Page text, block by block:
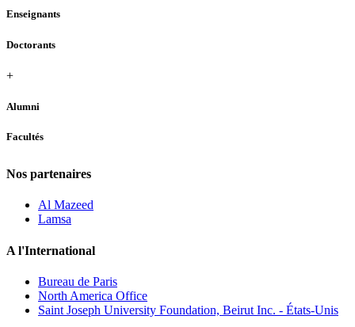
Enseignants
Doctorants
+
Alumni
Facultés
Nos partenaires
Al Mazeed
Lamsa
A l'International
Bureau de Paris
North America Office
Saint Joseph University Foundation, Beirut Inc. - États-Unis